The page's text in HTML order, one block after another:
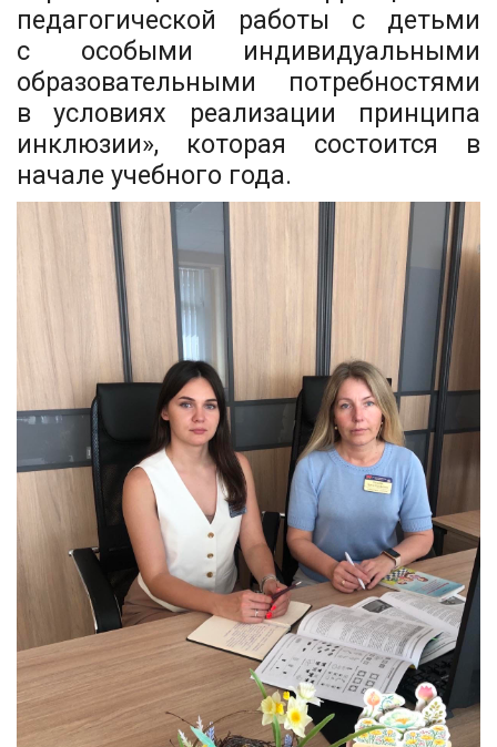
педагогической работы с детьми
с особыми индивидуальными
образовательными потребностями
в условиях реализации принципа
инклюзии», которая состоится в
начале учебного года.